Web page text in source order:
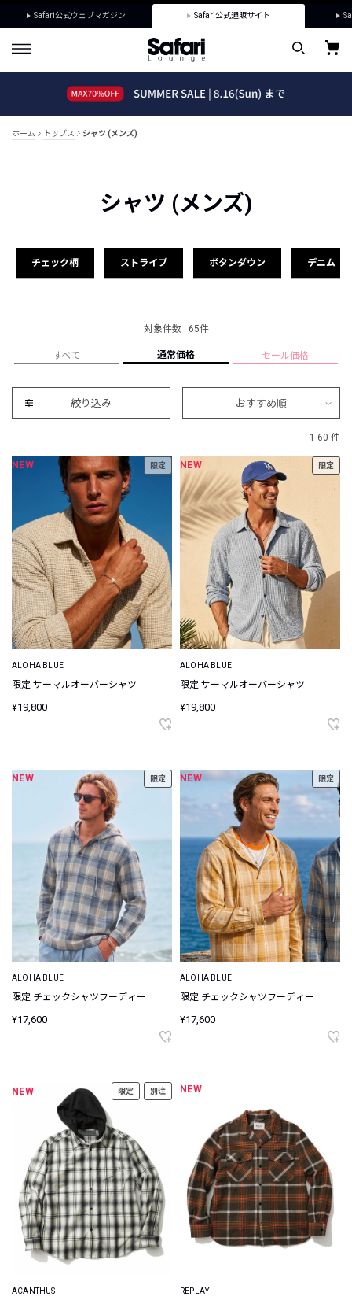
Safari公式ウェブマガジン Safari公式通販サイト
ホーム トップス シャツ (メンズ)
シャツ (メンズ)
チェック柄 ストライプ ボタンダウン デニム
対象件数 : 65件
すべて 通常価格 セール価格
絞り込み おすすめ順
1-60 件
NEW 限定
ALOHA BLUE
限定 サーマルオーバーシャツ
¥19,800
NEW 限定
ALOHA BLUE
限定 サーマルオーバーシャツ
¥19,800
NEW 限定
ALOHA BLUE
限定 チェックシャツフーディー
¥17,600
NEW 限定
ALOHA BLUE
限定 チェックシャツフーディー
¥17,600
NEW 限定 別注
ACANTHUS
NEW
REPLAY